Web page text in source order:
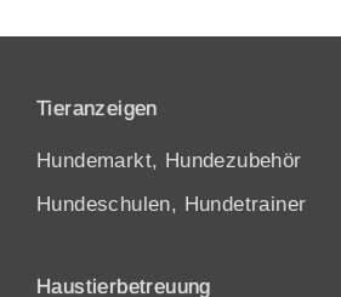
Tieranzeigen
Hundemarkt, Hundezubehör
Hundeschulen, Hundetrainer
Haustierbetreuung